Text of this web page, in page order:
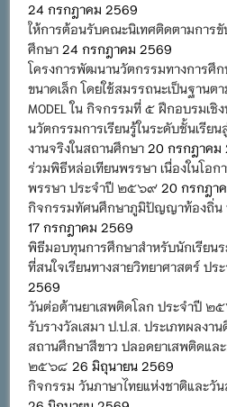
24 กรกฎาคม 2569
ให้การต้อนรับคณะนิเทศติดตามการ
ศึกษา 24 กรกฎาคม 2569
โครงการพัฒนานวัตกรรมทางการศึก
ขนาดเล็ก โดยใช้สมรรถนะเป็นฐานต
MODEL ใน กิจกรรมที่ ๕ ฝึกอบรมเ
นวัตกรรมการเรียนรู้ในระดับชั้นเรีย
งานจริงในสถานศึกษา 20 กรกฎาคม
ร่วมพิธีหล่อเทียนพรรษา เนื่องในโอ
พรรษา ประจำปี ๒๕๖๙ 20 กรกฎา
กิจกรรมทัศนศึกษาภูมิปัญญาท้องถิ่
17 กรกฎาคม 2569
พิธีมอบทุนการศึกษาสำหรับนักเรียน
ที่สนใจเรียนทางสายวิทยาศาสตร์ ป
2569
วันต่อต้านยาเสพติดโลก ประจำปี ๒
รับรางวัลเสมา ป.ป.ส. ประเภทผลงาน
สถานศึกษาสีขาว ปลอดยาเสพติดแล
๒๕๖๘ 26 มิถุนายน 2569
กิจกรรม วันภาษาไทยแห่งชาติและ